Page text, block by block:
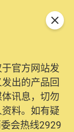
官方网站发
出的产品回
讯息，切勿
料。如有疑
会热线2929
关闭